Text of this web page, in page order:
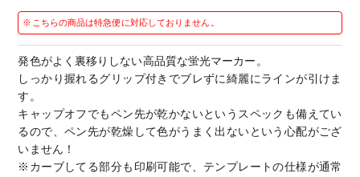
※こちらの商品は特急便に対応しておりません。
発色がよく裏移りしない高品質な蛍光マーカー。
しっかり握れるグリップ付きでブレずに綺麗にラインが引けま
す。
キャップオフでもペン先が乾かないというスペックも備えてい
るので、ペン先が乾燥して色がうまく出ないという心配がござ
いません！
※カーブしてる部分も印刷可能で、テンプレートの仕様が通常